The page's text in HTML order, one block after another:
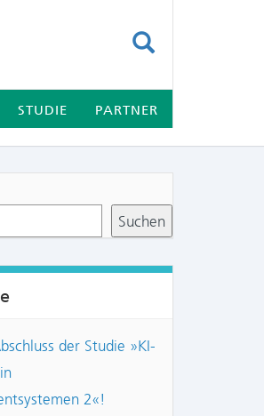
STUDIE PARTNER
Suchen
der Studie »KI-
2«!